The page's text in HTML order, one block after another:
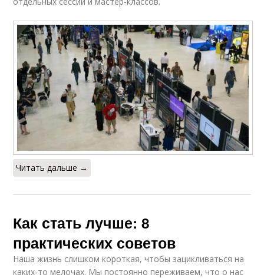
Читать дальше →
Как стать лучше: 8
практических советов
Наша жизнь слишком короткая, чтобы зацикливаться на
каких-то мелочах. Мы постоянно переживаем, что о нас